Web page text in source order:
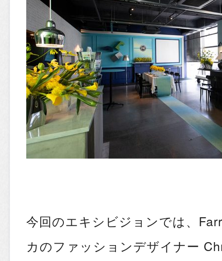
今回のエキシビジョンでは、
カのファッションデザイナー